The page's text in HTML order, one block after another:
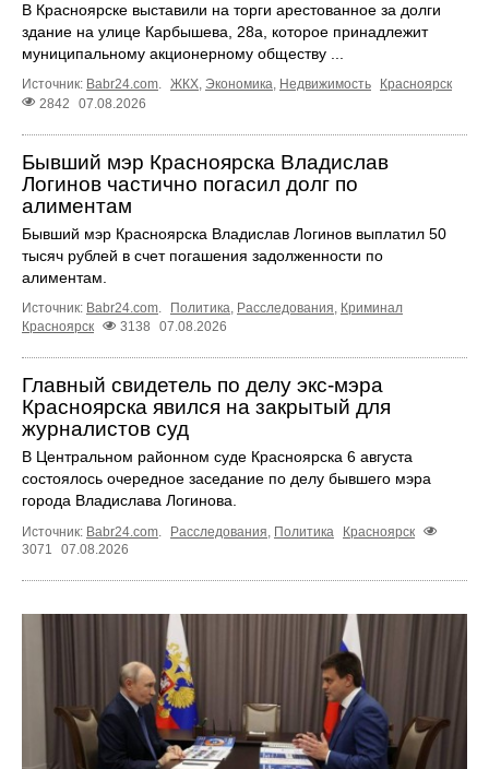
В Красноярске выставили на торги арестованное за долги
здание на улице Карбышева, 28а, которое принадлежит
муниципальному акционерному обществу ...
Источник: Babr24.com. ЖКХ, Экономика, Недвижимость
Красноярск
2842
07.08.2026
Бывший мэр Красноярска Владислав
Логинов частично погасил долг по
алиментам
Бывший мэр Красноярска Владислав Логинов выплатил 50
тысяч рублей в счет погашения задолженности по
алиментам.
Источник: Babr24.com Политика Расследования Криминал
Красноярск
3138 07.08.2026
Главный свидетель по делу экс-мэра
Красноярска явился на закрытый для
журналистов суд
В Центральном районном суде Красноярска 6 августа
состоялось очередное заседание по делу бывшего мэра
города Владислава Логинова.
Источник: Babr24.com Расследования Политика
Красноярск
3071
07.08.2026